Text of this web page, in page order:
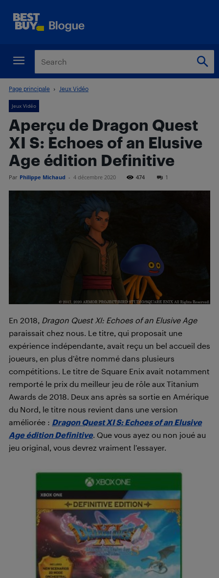
Page principale Jeux Vidéo
Jeux Vidéo
Aperçu de Dragon Quest
XI S: Echoes of an Elusive
Age édition Definitive
Par Philippe Michaud - 4 décembre 2020 474 1
En 2018, Dragon Quest XI: Echoes of an Elusive Age
paraissait chez nous. Le titre, qui proposait une
expérience indépendante, avait reçu un bel accueil des
joueurs, en plus d’être nommé dans plusieurs
compétitions. Le titre de Square Enix avait notamment
remporté le prix du meilleur jeu de rôle aux Titanium
Awards de 2018. Deux ans après sa sortie en Amérique
du Nord, le titre nous revient dans une version
améliorée : Dragon Quest XI S: Echoes of an Elusive
Age édition Definitive. Que vous ayez ou non joué au
jeu original, vous devrez vraiment l’essayer.